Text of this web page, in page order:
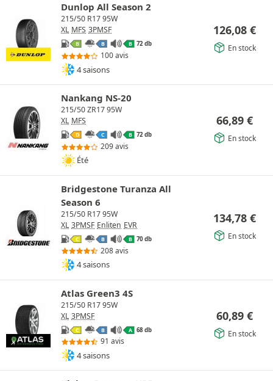
Dunlop All Season 2
215/50 R17 95W
XL MFS 3PMSF
B B B 72 db
100 avis
4 saisons
126,08 €
En stock
Nankang NS-20
215/50 ZR17 95W
XL MFS
D C B 72 db
209 avis
Été
66,89 €
En stock
Bridgestone Turanza All
Season 6
215/50 R17 95W
XL 3PMSF Enliten EVR
C B B 70 db
208 avis
4 saisons
134,78 €
En stock
Atlas Green3 4S
215/50 R17 95W
XL 3PMSF
C B A 68 db
91 avis
4 saisons
60,89 €
En stock